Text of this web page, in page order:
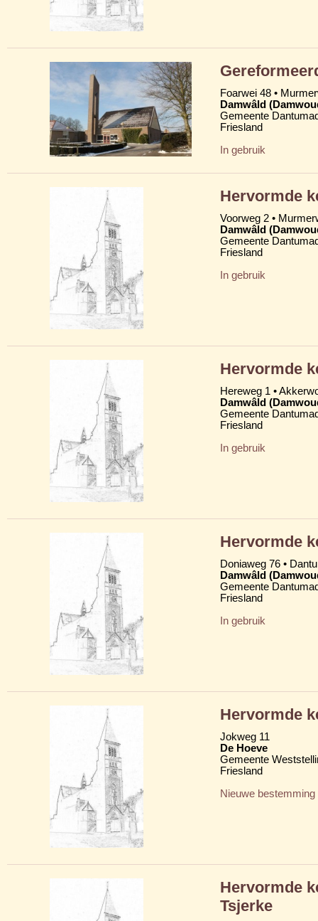
Foarwei 48 •
Damwâld
Gemeente
Friesland
In gebruik
Hervormde
Voorweg 2 •
Damwâld
Gemeente
Friesland
In gebruik
Hervormde
Hereweg 1 •
Damwâld
Gemeente
Friesland
In gebruik
Hervormde
Doniaweg 76 •
Damwâld
Gemeente
Friesland
In gebruik
Hervormde
Jokweg 11
De Hoeve
Gemeente
Friesland
Nieuwe bestemming
Hervormde
Tsjerke